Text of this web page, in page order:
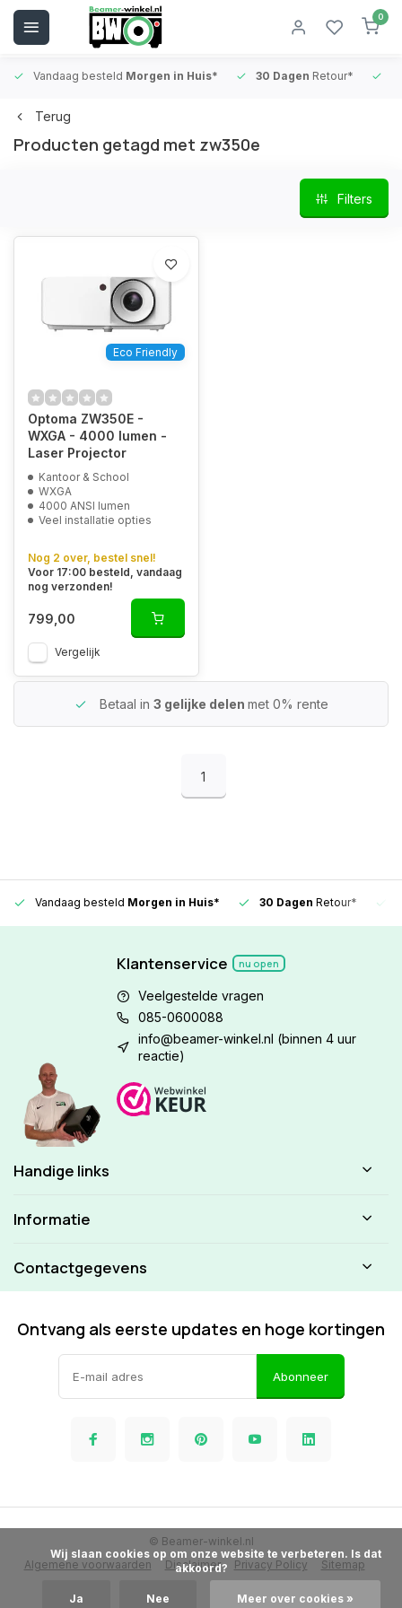
0
Vandaag besteld Morgen in Huis* 30 Dagen Retour*
Terug
Producten getagd met zw350e
Filters
Eco Friendly
Optoma ZW350E -
WXGA - 4000 lumen -
Laser Projector
Kantoor & School
WXGA
4000 ANSI lumen
Veel installatie opties
Nog 2 over, bestel snel!
Voor 17:00 besteld, vandaag
nog verzonden!
799,00
Vergelijk
Betaal in 3 gelijke delen met 0% rente
1
Vandaag besteld Morgen in Huis* 30 Dagen Retour*
Klantenservice nu open
Veelgestelde vragen
085-0600088
info@beamer-winkel.nl (binnen 4 uur
reactie)
Handige links
Informatie
Contactgegevens
Ontvang als eerste updates en hoge kortingen
Abonneer
Algemene voorwaarden Disclaimer Privacy Policy Sitemap
© Beamer-winkel.nl
akkoord?
Ja Nee Meer over cookies »